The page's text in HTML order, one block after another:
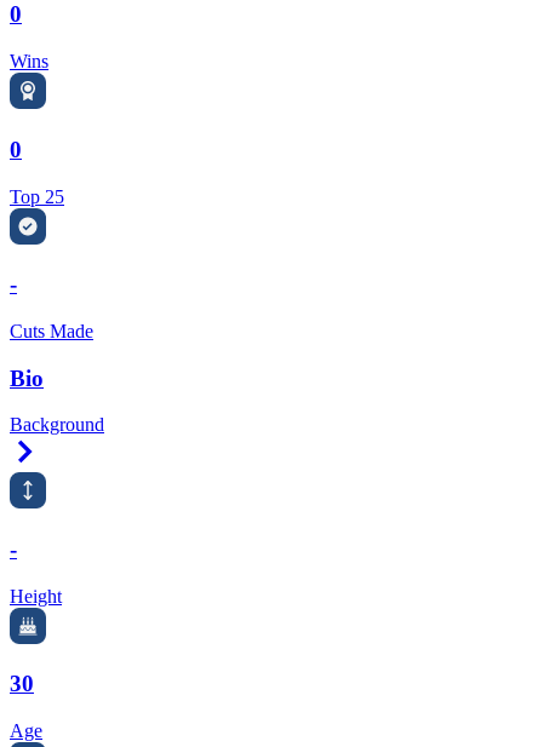
0
Wins
0
Top 25
-
Cuts Made
Bio
Background
-
Height
30
Age